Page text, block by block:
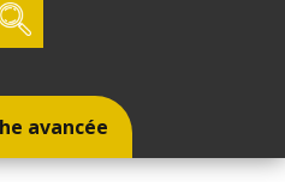
avancée